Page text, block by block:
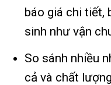
báo giá chi tiết,
sinh như vận
So sánh nhiều
cả và chất